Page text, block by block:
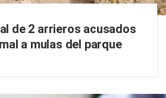
de 2 arrieros acusados
a mulas del parque